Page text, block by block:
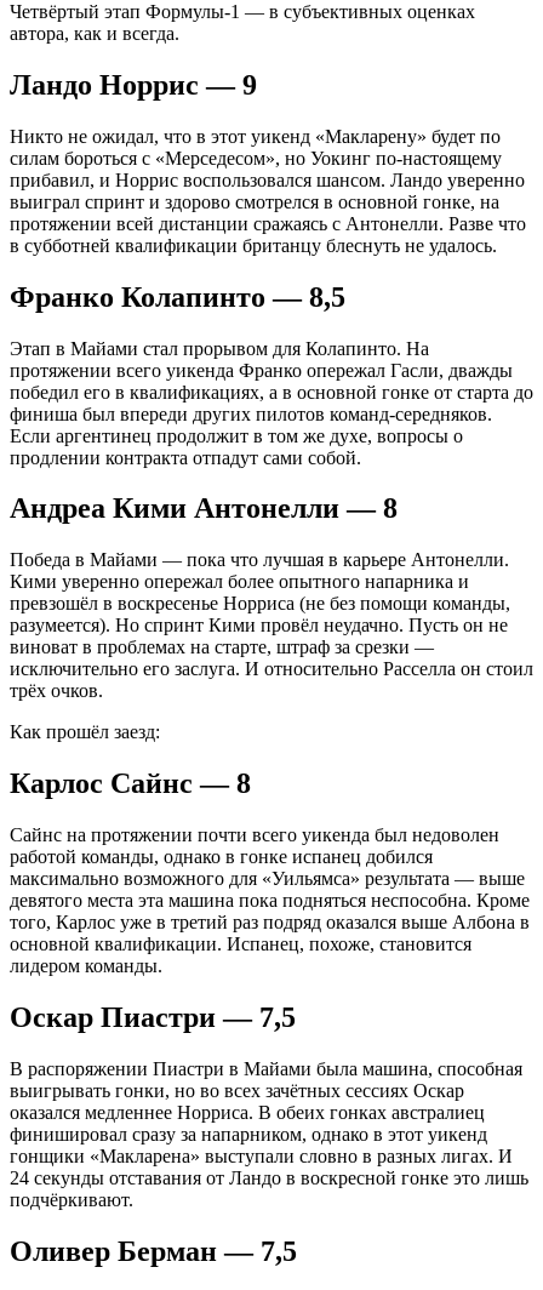
Четвёртый этап Формулы-1 — в субъективных оценках
автора, как и всегда.
Ландо Норрис — 9
Никто не ожидал, что в этот уикенд «Макларену» будет по
силам бороться с «Мерседесом», но Уокинг по-настоящему
прибавил, и Норрис воспользовался шансом. Ландо уверенно
выиграл спринт и здорово смотрелся в основной гонке, на
протяжении всей дистанции сражаясь с Антонелли. Разве что
в субботней квалификации британцу блеснуть не удалось.
Франко Колапинто — 8,5
Этап в Майами стал прорывом для Колапинто. На
протяжении всего уикенда Франко опережал Гасли, дважды
победил его в квалификациях, а в основной гонке от старта до
финиша был впереди других пилотов команд-середняков.
Если аргентинец продолжит в том же духе, вопросы о
продлении контракта отпадут сами собой.
Андреа Кими Антонелли — 8
Победа в Майами — пока что лучшая в карьере Антонелли.
Кими уверенно опережал более опытного напарника и
превзошёл в воскресенье Норриса (не без помощи команды,
разумеется). Но спринт Кими провёл неудачно. Пусть он не
виноват в проблемах на старте, штраф за срезки —
исключительно его заслуга. И относительно Расселла он стоил
трёх очков.
Как прошёл заезд:
Карлос Сайнс — 8
Сайнс на протяжении почти всего уикенда был недоволен
работой команды, однако в гонке испанец добился
максимально возможного для «Уильямса» результата — выше
девятого места эта машина пока подняться неспособна. Кроме
того, Карлос уже в третий раз подряд оказался выше Албона в
основной квалификации. Испанец, похоже, становится
лидером команды.
Оскар Пиастри — 7,5
В распоряжении Пиастри в Майами была машина, способная
выигрывать гонки, но во всех зачётных сессиях Оскар
оказался медленнее Норриса. В обеих гонках австралиец
финишировал сразу за напарником, однако в этот уикенд
гонщики «Макларена» выступали словно в разных лигах. И
24 секунды отставания от Ландо в воскресной гонке это лишь
подчёркивают.
Оливер Берман — 7,5